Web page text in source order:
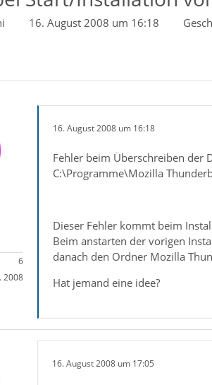
16. August 2008 um 16:18
6
2008
16. August 2008 um 16:18
Fehler beim Überschreiben der
C:\Programme\Mozilla
Dieser Fehler kommt beim
Beim anstarten der vorigen
danach den Ordner Mozilla
Hat jemand eine idee?
16. August 2008 um 17:05